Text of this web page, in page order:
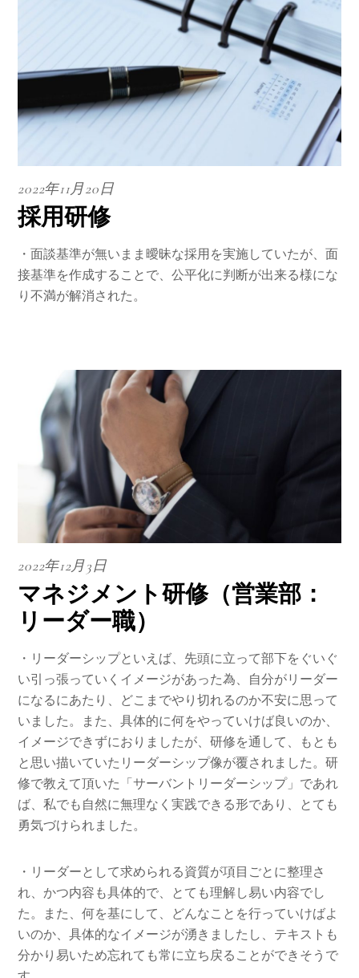
2022年11月20日
採用研修
・面談基準が無いまま曖昧な採用を実施していたが、面
接基準を作成することで、公平化に判断が出来る様にな
り不満が解消された。
2022年12月3日
マネジメント研修（営業部：
リーダー職）
・リーダーシップといえば、先頭に立って部下をぐいぐ
い引っ張っていくイメージがあった為、自分がリーダー
になるにあたり、どこまでやり切れるのか不安に思って
いました。また、具体的に何をやっていけば良いのか、
イメージできずにおりましたが、研修を通して、もとも
と思い描いていたリーダーシップ像が覆されました。研
修で教えて頂いた「サーバントリーダーシップ」であれ
ば、私でも自然に無理なく実践できる形であり、とても
勇気づけられました。
・リーダーとして求められる資質が項目ごとに整理さ
れ、かつ内容も具体的で、とても理解し易い内容でし
た。また、何を基にして、どんなことを行っていけばよ
いのか、具体的なイメージが湧きましたし、テキストも
分かり易いため忘れても常に立ち戻ることができそうで